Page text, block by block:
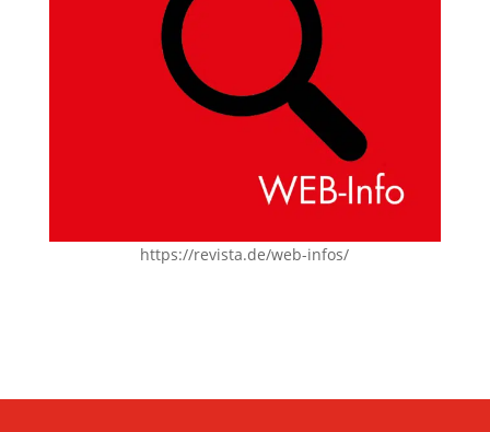
https://revista.de/web-infos/